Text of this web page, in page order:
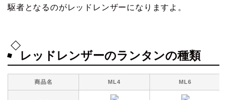
駆者となるのがレッドレンザーになりますよ。
レッドレンザーのランタンの種類
商品名 ML4 ML6